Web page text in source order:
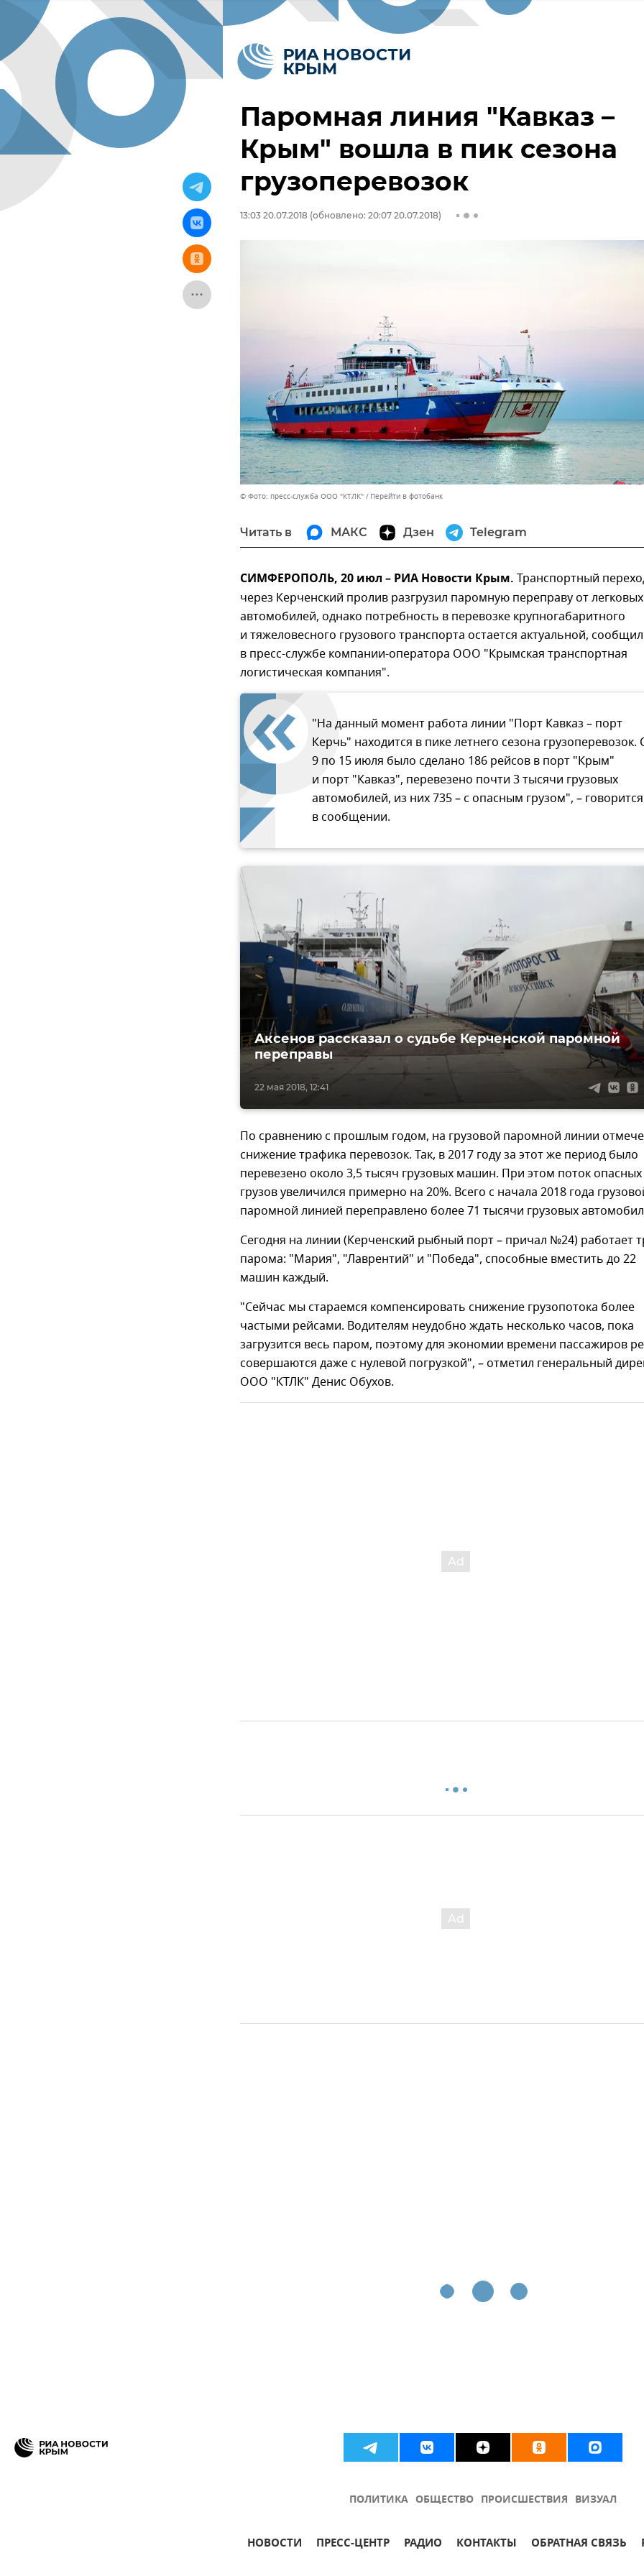
Паромная линия "Кавказ –
Крым" вошла в пик сезона
грузоперевозок
13:03 20.07.2018 (обновлено: 20:07 20.07.2018)
© Фото: пресс-служба ООО "КТЛК" Перейти в фотобанк
Читать в МАКС Дзен Telegram
СИМФЕРОПОЛЬ, 20 июл – РИА Новости Крым. Транспортный
через Керченский пролив разгрузил паромную переправу от легковых
автомобилей, однако потребность в перевозке крупногабаритного
и тяжеловесного грузового транспорта остается актуальной,
в пресс-службе компании-оператора ООО "Крымская транспортная
логистическая компания".
"На данный момент работа линии "Порт Кавказ – порт
Керчь" находится в пике летнего сезона грузоперевозок.
9 по 15 июля было сделано 186 рейсов в порт "Крым"
и порт "Кавказ", перевезено почти 3 тысячи грузовых
автомобилей, из них 735 – с опасным грузом", – говорится
в сообщении.
22 мая 2018, 12:41
Аксенов рассказал о судьбе Керченской паромной
переправы
По сравнению с прошлым годом, на грузовой паромной линии
снижение трафика перевозок. Так, в 2017 году за этот же период было
перевезено около 3,5 тысяч грузовых машин. При этом поток опасных
грузов увеличился примерно на 20%. Всего с начала 2018 года
паромной линией переправлено более 71 тысячи грузовых
Сегодня на линии (Керченский рыбный порт – причал №24) работает
парома: "Мария", "Лаврентий" и "Победа", способные вместить до 22
машин каждый.
"Сейчас мы стараемся компенсировать снижение грузопотока более
частыми рейсами. Водителям неудобно ждать несколько часов, пока
загрузится весь паром, поэтому для экономии времени пассажиров
совершаются даже с нулевой погрузкой", – отметил генеральный
ООО "КТЛК" Денис Обухов.
ПОЛИТИКА ОБЩЕСТВО ПРОИСШЕСТВИЯ ВИЗУАЛ
НОВОСТИ ПРЕСС-ЦЕНТР РАДИО КОНТАКТЫ ОБРАТНАЯ СВЯЗЬ